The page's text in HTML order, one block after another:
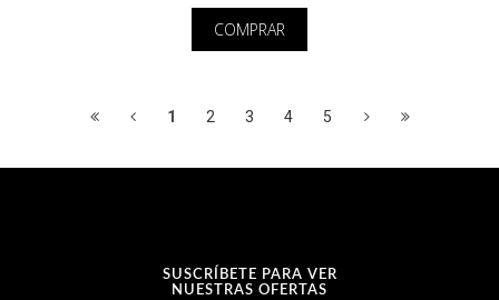
COMPRAR
1 2 3 4 5
SUSCRÍBETE PARA VER
NUESTRAS OFERTAS